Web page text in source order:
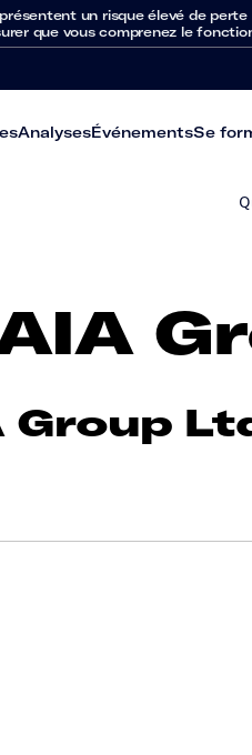
un risque élevé de perte
que vous comprenez le
AnalysesÉvénementsSe
Group